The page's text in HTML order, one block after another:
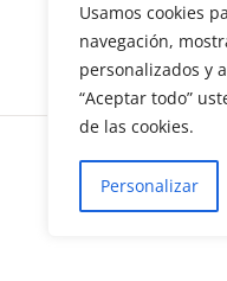
Usamos cookies
navegación,
personalizados y
“Aceptar todo”
de las cookies.
Personalizar